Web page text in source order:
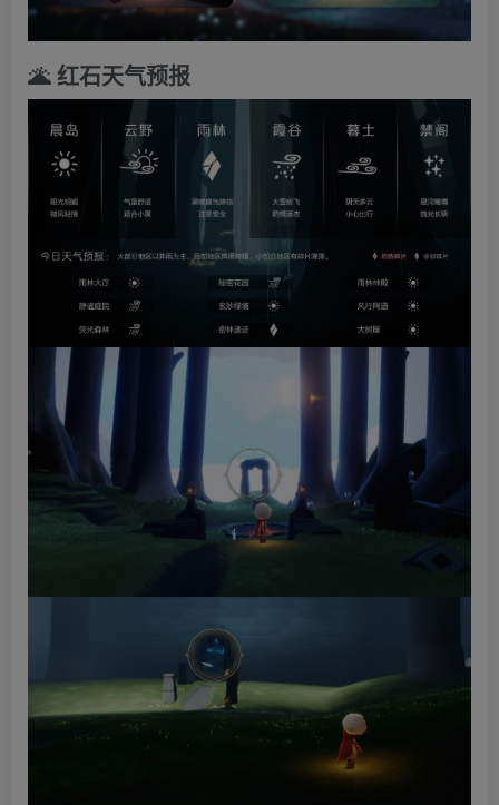
🌋 红石天气预报